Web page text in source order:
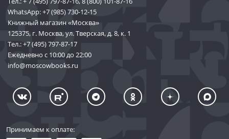
WhatsApp:+7 (985) 730-12-15
Книжный магазин «Москва»
125375, г. Москва, ул. Тверская, д. 8, к. 1
Тел.:+7 (495) 797-87-17
Ежедневно с 10:00 до 22:00
info@moscowbooks.ru
Принимаем к оплате: